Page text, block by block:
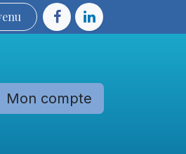
Mon compte